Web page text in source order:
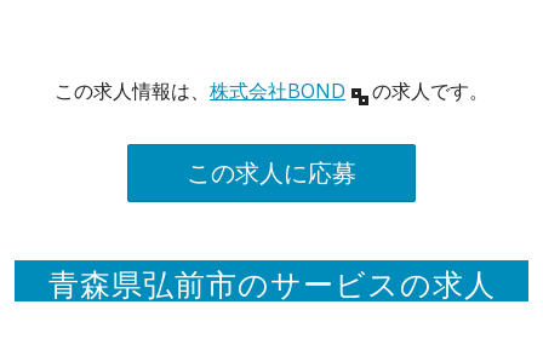
この求人情報は、 株式会社BOND の求人です。
この求人に応募
青森県弘前市のサービスの求人